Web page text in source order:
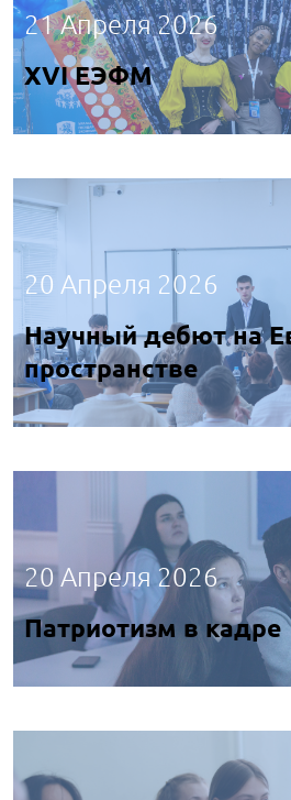
21 Апреля 2026
ХVI ЕЭФМ
20 Апреля 2026
Научный дебют на
пространстве
20 Апреля 2026
Патриотизм в кадре